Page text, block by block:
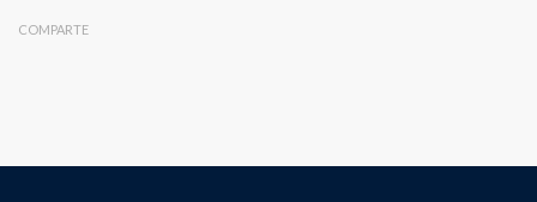
COMPARTE